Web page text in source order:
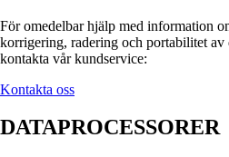
För omedelbar hjälp med information
korrigering, radering och portabilitet av
kontakta vår kundservice:
Kontakta oss
DATAPROCESSORER